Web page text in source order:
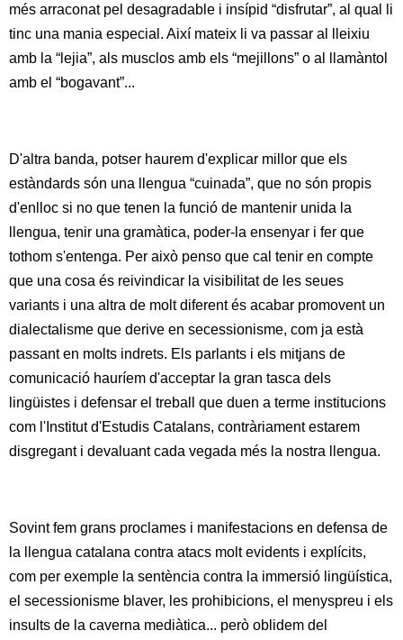
més arraconat pel desagradable i insípid “disfrutar”, al qual li
tinc una mania especial. Així mateix li va passar al lleixiu
amb la “lejia”, als musclos amb els “mejillons” o al llamàntol
amb el “bogavant”...
D'altra banda, potser haurem d'explicar millor que els
estàndards són una llengua “cuinada”, que no són propis
d'enlloc si no que tenen la funció de mantenir unida la
llengua, tenir una gramàtica, poder-la ensenyar i fer que
tothom s'entenga. Per això penso que cal tenir en compte
que una cosa és reivindicar la visibilitat de les seues
variants i una altra de molt diferent és acabar promovent un
dialectalisme que derive en secessionisme, com ja està
passant en molts indrets. Els parlants i els mitjans de
comunicació hauríem d'acceptar la gran tasca dels
lingüistes i defensar el treball que duen a terme institucions
com l'Institut d'Estudis Catalans, contràriament estarem
disgregant i devaluant cada vegada més la nostra llengua.
Sovint fem grans proclames i manifestacions en defensa de
la llengua catalana contra atacs molt evidents i explícits,
com per exemple la sentència contra la immersió lingüística,
el secessionisme blaver, les prohibicions, el menyspreu i els
insults de la caverna mediàtica... però oblidem del